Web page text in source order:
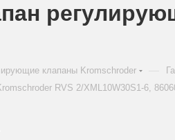
клапаны Kromschroder
RVS 2/XML10W30S1-6,